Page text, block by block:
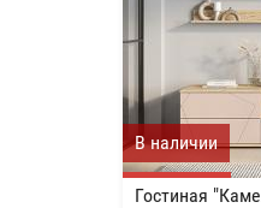
В наличии
Гостиная